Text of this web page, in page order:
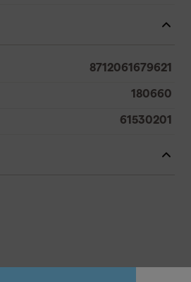
8712061679621
180660
61530201